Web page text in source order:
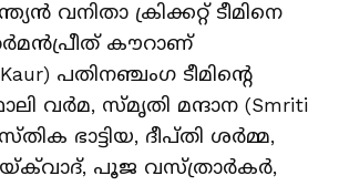
വനിതാ ക്രിക്കറ്റ് ടീമിനെ
കൗറാണ്
പതിനഞ്ചംഗ ടീമിന്റെ
വര്‍മ, സ്മൃതി മന്ദാന (Smriti
ഭാട്ടിയ, ദീപ്തി ശര്‍മ്മ,
പൂജ വസ്ത്രാര്‍കര്‍,